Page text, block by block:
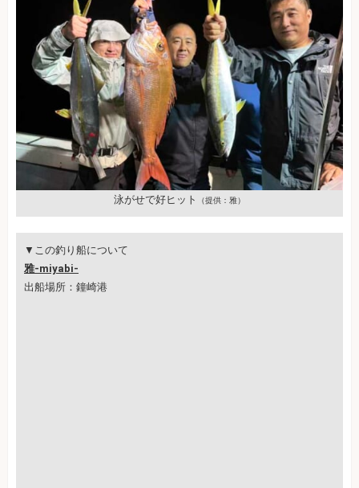
泳がせで好ヒット （提供：雅）
▼この釣り船について
雅-miyabi-
出船場所：鐘崎港